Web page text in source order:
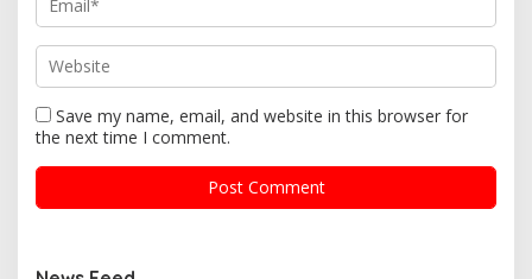
Save my name, email, and website in this browser for
the next time I comment.